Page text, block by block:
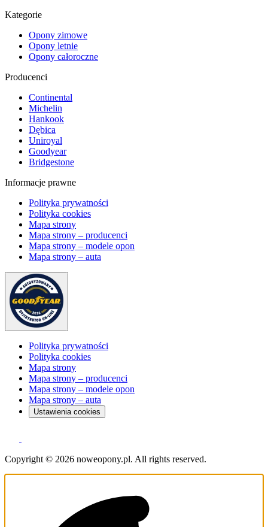
Kategorie
Opony zimowe
Opony letnie
Opony całoroczne
Producenci
Continental
Michelin
Hankook
Dębica
Uniroyal
Goodyear
Bridgestone
Informacje prawne
Polityka prywatności
Polityka cookies
Mapa strony
Mapa strony – producenci
Mapa strony – modele opon
Mapa strony – auta
Polityka prywatności
Polityka cookies
Mapa strony
Mapa strony – producenci
Mapa strony – modele opon
Mapa strony – auta
Ustawienia cookies
Copyright © 2026 noweopony.pl. All rights reserved.